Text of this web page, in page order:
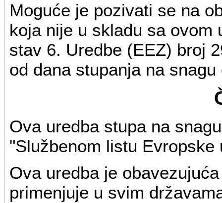
Moguće je pozivati se na
koja nije u skladu sa ovom
stav 6. Uredbe (EEZ) broj
od dana stupanja na
Ova uredba stupa na
"Službenom listu Evropske
Ova uredba je
primenjuje u svim